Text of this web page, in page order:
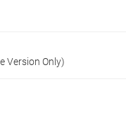
Version Only)